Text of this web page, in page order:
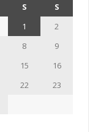
S
S
1
2
8
9
15
16
22
23